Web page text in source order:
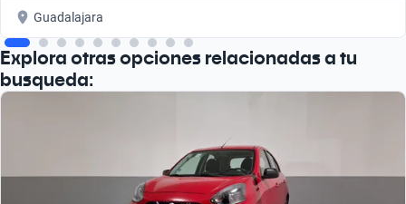
Guadalajara
Explora otras opciones relacionadas a tu
busqueda: